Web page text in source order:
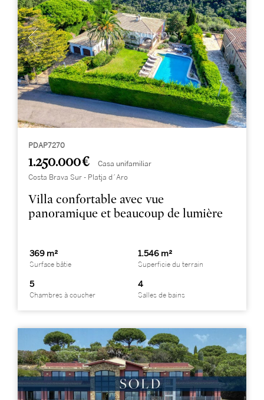
PDAP7270
1.250.000 € Casa unifamiliar
Costa Brava Sur - Platja d´Aro
Villa confortable avec vue
panoramique et beaucoup de lumière
369 m²
Surface bâtie
1.546 m²
Superficie du terrain
5
Chambres à coucher
4
Salles de bains